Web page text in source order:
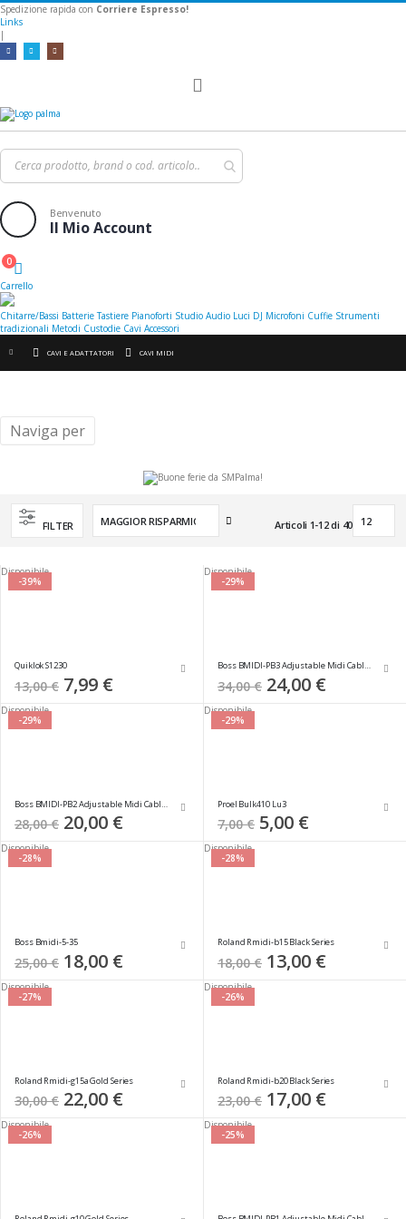
Spedizione rapida con Corriere Espresso!
Links
|
Benvenuto
Il Mio Account
Cart
0
Carrello
Chitarre/Bassi Batterie Tastiere Pianoforti Studio Audio Luci DJ Microfoni Cuffie Strumenti
tradizionali Metodi Custodie Cavi Accessori
CAVI E ADATTATORI CAVI MIDI
FILTER
Imposta
Articoli 1-12di 40
-39%
Disponibile
Quiklok S1230
13,00 € Special
Price
7,99 €
-29%
Disponibile
Boss BMIDI-PB3 Adjustable Midi Cable Angle
34,00 € Special
Price
24,00 €
-29%
Disponibile
Boss BMIDI-PB2 Adjustable Midi Cable Angle
28,00 € Special
Price
20,00 €
-29%
Disponibile
Proel Bulk410 Lu3
7,00 € Special
Price
5,00 €
-28%
Disponibile
Boss Bmidi-5-35
25,00 € Special
Price
18,00 €
-28%
Disponibile
Roland Rmidi-b15 Black Series
18,00 € Special
Price
13,00 €
-27%
Disponibile
Roland Rmidi-g15a Gold Series
30,00 € Special
Price
22,00 €
-26%
Disponibile
Roland Rmidi-b20 Black Series
23,00 € Special
Price
17,00 €
-26%
Disponibile
-25%
Disponibile
Naviga per